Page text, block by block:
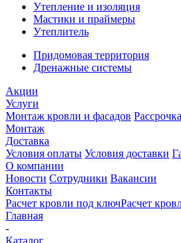
Утепление и изоляция
Мастики и праймеры
Утеплитель
Придомовая территория
Дренажные системы
Акции
Услуги
Монтаж кровли и фасадов Рассрочка
Монтаж
Доставка
Условия оплаты Условия доставки
О компании
Новости Сотрудники Вакансии
Контакты
Расчет кровли под ключРасчет
Главная
-
Каталог